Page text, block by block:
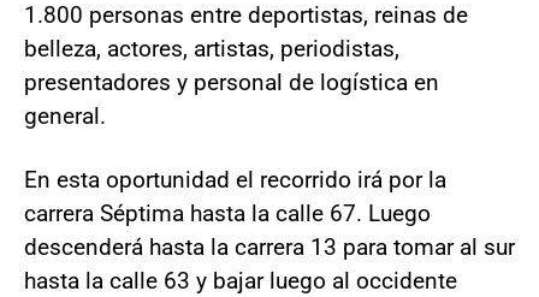
1.800 personas entre deportistas, reinas de
belleza, actores, artistas, periodistas,
presentadores y personal de logística en
general.
En esta oportunidad el recorrido irá por la
carrera Séptima hasta la calle 67. Luego
descenderá hasta la carrera 13 para tomar al sur
hasta la calle 63 y bajar luego al occidente